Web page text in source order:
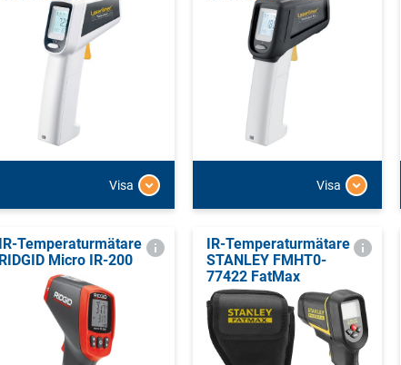
Visa Visa
IR-Temperaturmätare
RIDGID Micro IR-200
IR-Temperaturmätare
STANLEY FMHT0-
77422 FatMax